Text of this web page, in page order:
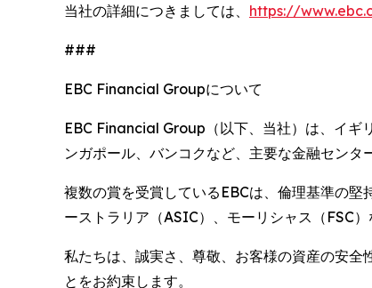
当社の詳細につきましては、 https://
###
EBC Financial Groupについて
EBC Financial Group（以下、当社）は、イギ
ンガポール、バンコクなど、主要な金融センタ
複数の賞を受賞しているEBCは、倫理基準の
ーストラリア（ASIC）、モーリシャス（FSC
私たちは、誠実さ、尊敬、お客様の資産の安
とをお約束します。